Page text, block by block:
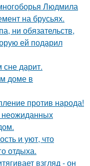
Людмила
на брусьях.
ни обязательств,
ей подарил
сне дарит.
доме в
против народа!
и уют, что
отдыха.
взгляд - он